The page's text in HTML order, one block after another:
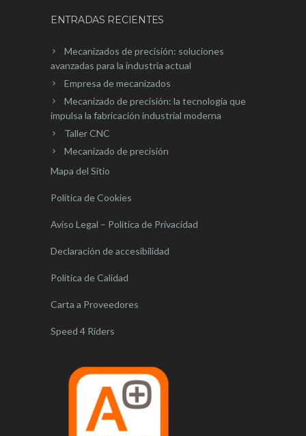
ENTRADAS RECIENTES
Mecanizados de precisión: soluciones
avanzadas para la industria actual
Empresa de mecanizados
Mecanizado de precisión: la tecnología que
impulsa la fabricación industrial moderna
Taller CNC
Mecanizado de precisión
Mapa del Sitio
Política de Cookies
Aviso Legal – Política de Privacidad
Declaración de accesibilidad
Política de Calidad
Carta a Proveedores
Speed 4 Riders